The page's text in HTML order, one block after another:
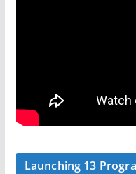
Launching 13